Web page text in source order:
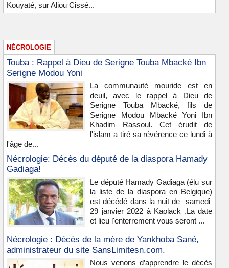
Kouyaté, sur Aliou Cissé...
NÉCROLOGIE
Touba : Rappel à Dieu de Serigne Touba Mbacké Ibn
Serigne Modou Yoni
La communauté mouride est en
deuil, avec le rappel à Dieu de
Serigne Touba Mbacké, fils de
Serigne Modou Mbacké Yoni Ibn
Khadim Rassoul. Cet érudit de
l'islam a tiré sa révérence ce lundi à
l'âge de...
Nécrologie: Décès du député de la diaspora Hamady
Gadiaga!
Le député Hamady Gadiaga (élu sur
la liste de la diaspora en Belgique)
est décédé dans la nuit de samedi
29 janvier 2022 à Kaolack .La date
et lieu l'enterrement vous seront ...
Nécrologie : Décès de la mère de Yankhoba Sané,
administrateur du site SansLimitesn.com.
Nous venons d’apprendre le décès